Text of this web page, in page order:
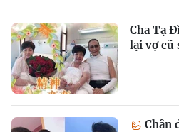
Cha Tạ
lại vợ cũ
Chân